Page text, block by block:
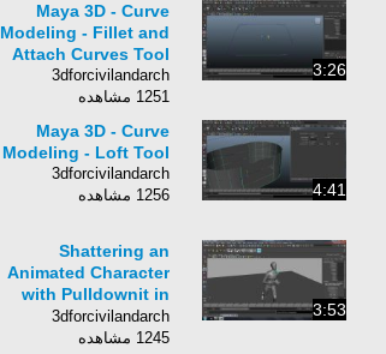
3:26
Maya 3D - Curve
Modeling - Fillet and
Attach Curves Tool
3dforcivilandarch
1251 مشاهده
4:41
Maya 3D - Curve
Modeling - Loft Tool
3dforcivilandarch
1256 مشاهده
3:53
Shattering an
Animated Character
with Pulldownit in
Maya فارسی
3dforcivilandarch
1245 مشاهده